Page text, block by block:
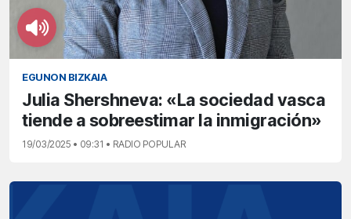
EGUNON BIZKAIA
Julia Shershneva: «La sociedad vasca
tiende a sobreestimar la inmigración»
19/03/2025 • 09:31 • RADIO POPULAR